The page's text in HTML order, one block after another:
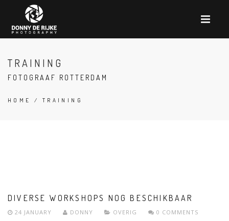
TRAINING
FOTOGRAAF ROTTERDAM
HOME / TRAINING
DIVERSE WORKSHOPS NOG BESCHIKBAAR
24 JANUARY DONNY OVERIG 0 COMMENTS